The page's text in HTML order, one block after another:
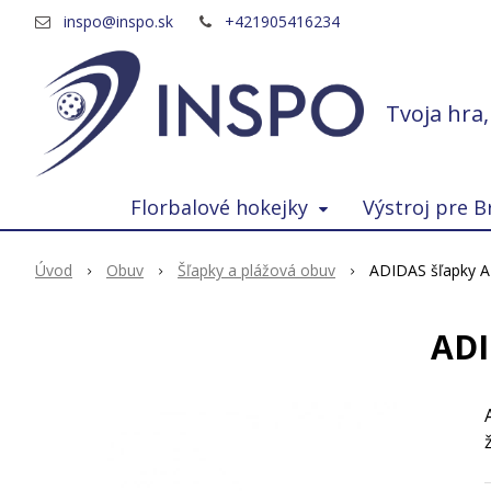
Tvoja
inspo@inspo.sk +421905416234
Florbalové hokejky Výstroj pre
Úvod Obuv Šľapky a plážová obuv ADIDAS šľapky